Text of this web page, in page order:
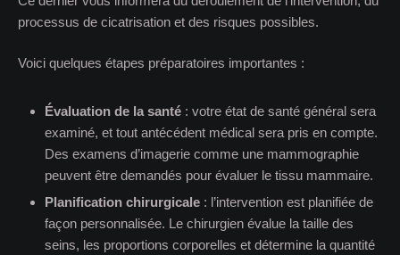
processus de cicatrisation et des risques possibles.
Voici quelques étapes préparatoires importantes :
Évaluation de la santé : votre état de santé général sera
examiné, et tout antécédent médical sera pris en compte.
Des examens d’imagerie comme une mammographie
peuvent être demandés pour évaluer le tissu mammaire.
Planification chirurgicale : l’intervention est planifiée de
façon personnalisée. Le chirurgien évalue la taille des
seins, les proportions corporelles et détermine la quantité